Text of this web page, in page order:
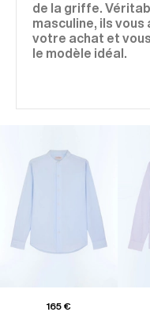
de la griffe.
masculine, ils
votre achat et
le modèle idéal.
165 €